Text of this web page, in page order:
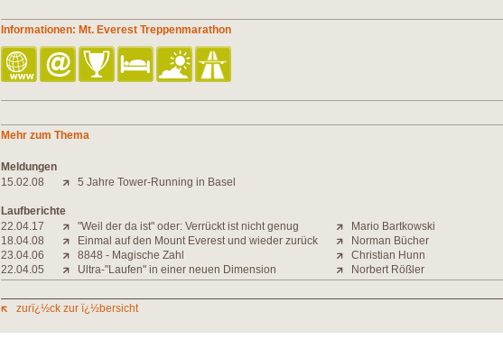
Informationen: Mt. Everest Treppenmarathon
Mehr zum Thema
Meldungen
15.02.08
5 Jahre Tower-Running in Basel
Laufberichte
22.04.17
"Weil der da ist" oder: Verrückt ist nicht genug
Mario Bartkowski
18.04.08
Einmal auf den Mount Everest und wieder zurück
Norman Bücher
23.04.06
8848 - Magische Zahl
Christian Hunn
22.04.05
Ultra-"Laufen" in einer neuen Dimension Norbert Rößler
zurï¿½ck zur ï¿½bersicht